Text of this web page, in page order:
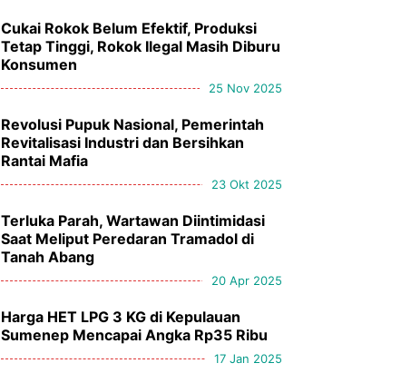
Cukai Rokok Belum Efektif, Produksi
Tetap Tinggi, Rokok Ilegal Masih Diburu
Konsumen
25 Nov 2025
Revolusi Pupuk Nasional, Pemerintah
Revitalisasi Industri dan Bersihkan
Rantai Mafia
23 Okt 2025
Terluka Parah, Wartawan Diintimidasi
Saat Meliput Peredaran Tramadol di
Tanah Abang
20 Apr 2025
Harga HET LPG 3 KG di Kepulauan
Sumenep Mencapai Angka Rp35 Ribu
17 Jan 2025